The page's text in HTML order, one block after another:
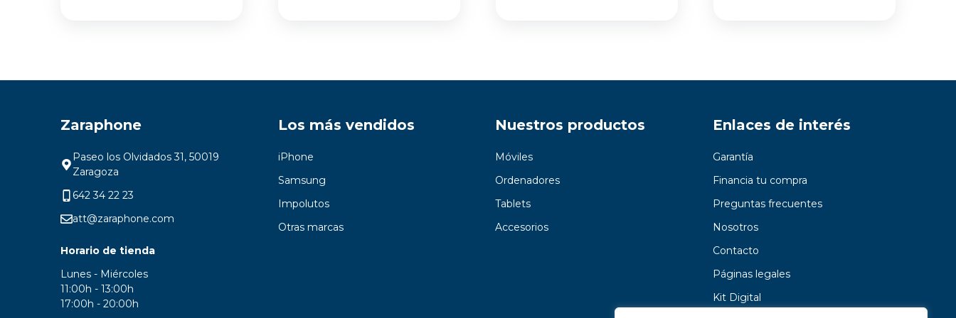
Zaraphone
Paseo los Olvidados 31, 50019
Zaragoza
642 34 22 23
att@zaraphone.com
Horario de tienda
Lunes - Miércoles
11:00h - 13:00h
17:00h - 20:00h
Los más vendidos
iPhone
Samsung
Impolutos
Otras marcas
Nuestros productos
Móviles
Ordenadores
Tablets
Accesorios
Enlaces de interés
Garantía
Financia tu compra
Preguntas frecuentes
Nosotros
Contacto
Páginas legales
Kit Digital